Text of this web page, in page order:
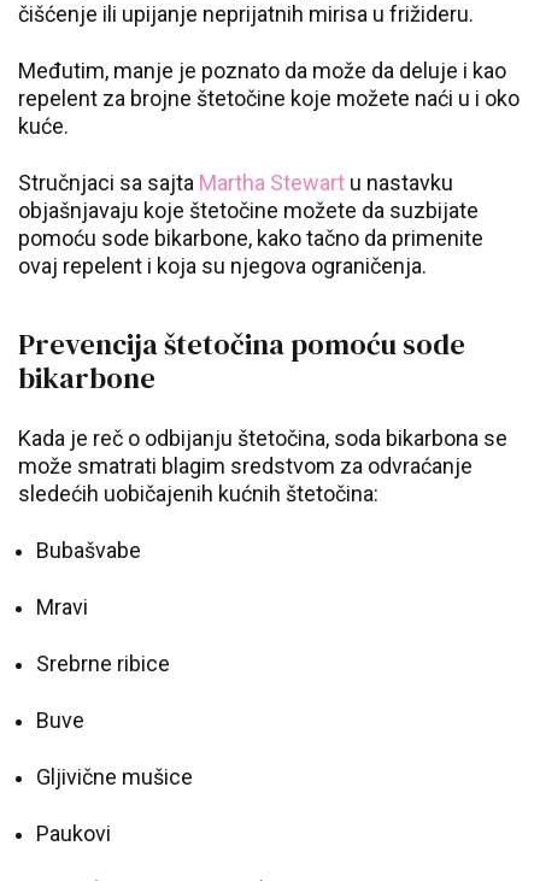
čišćenje ili upijanje neprijatnih mirisa u frižideru.
Međutim, manje je poznato da može da deluje i kao
repelent za brojne štetočine koje možete naći u i oko
kuće.
Stručnjaci sa sajta Martha Stewart u nastavku
objašnjavaju koje štetočine možete da suzbijate
pomoću sode bikarbone, kako tačno da primenite
ovaj repelent i koja su njegova ograničenja.
Prevencija štetočina pomoću sode
bikarbone
Kada je reč o odbijanju štetočina, soda bikarbona se
može smatrati blagim sredstvom za odvraćanje
sledećih uobičajenih kućnih štetočina:
Bubašvabe
Mravi
Srebrne ribice
Buve
Gljivične mušice
Paukovi